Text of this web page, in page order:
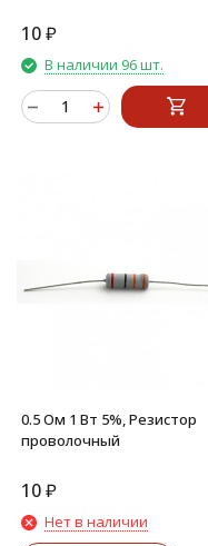
10₽
В наличии 96 шт.
0.5 Ом 1 Вт 5%, Резистор
проволочный
10₽
Нет в наличии